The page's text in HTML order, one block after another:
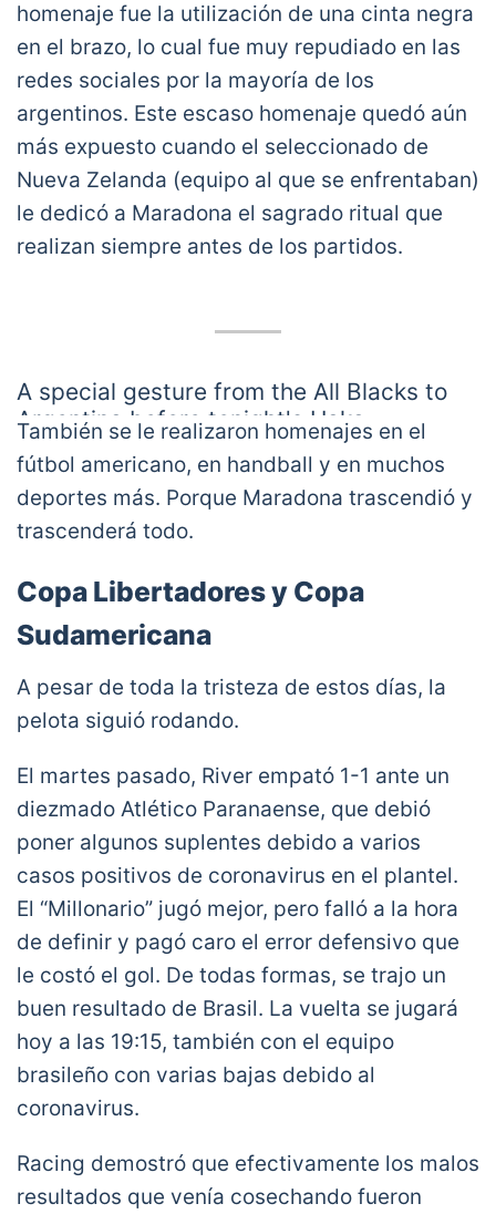
¡Gracias Diego!#HastaSiempreDiego ?♾
pic.twitter.com/LvXITgO1l4
— CABB (@cabboficial)November 28, 2020
homenaje fue la utilización de una cinta negra
en el brazo, lo cual fue muy repudiado en las
redes sociales por la mayoría de los
argentinos. Este escaso homenaje quedó aún
más expuesto cuando el seleccionado de
Nueva Zelanda (equipo al que se enfrentaban)
le dedicó a Maradona el sagrado ritual que
realizan siempre antes de los partidos.
A special gesture from the All Blacks to
Argentina before tonight's Haka.
?:@skysportnz #ARGvNZL
pic.twitter.com/IRlGvmFgyV
— All Blacks (@AllBlacks)
También se le realizaron homenajes en el
fútbol americano, en handball y en muchos
deportes más. Porque Maradona trascendió y
trascenderá todo.
Copa Libertadores y Copa
Sudamericana
A pesar de toda la tristeza de estos días, la
pelota siguió rodando.
El martes pasado, River empató 1-1 ante un
diezmado Atlético Paranaense, que debió
poner algunos suplentes debido a varios
casos positivos de coronavirus en el plantel.
El “Millonario” jugó mejor, pero falló a la hora
de definir y pagó caro el error defensivo que
le costó el gol. De todas formas, se trajo un
buen resultado de Brasil. La vuelta se jugará
hoy a las 19:15, también con el equipo
brasileño con varias bajas debido al
coronavirus.
Racing demostró que efectivamente los malos
resultados que venía cosechando fueron